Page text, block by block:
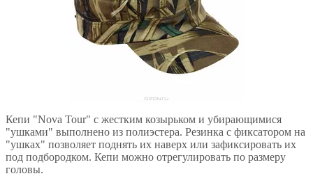
Кепи "Nova Tour" с жестким козырьком и убирающимися
"ушками" выполнено из полиэстера. Резинка с фиксатором на
"ушках" позволяет поднять их наверх или зафиксировать их
под подбородком. Кепи можно отрегулировать по размеру
головы.